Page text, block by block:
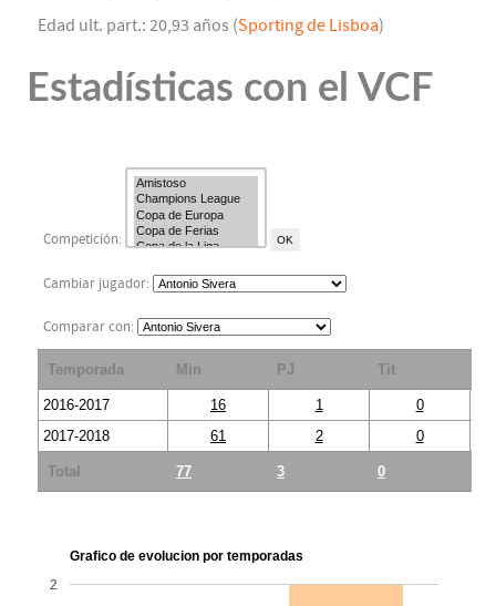
Edad ult. part.: 20,93 años (Sporting de Lisboa)
Estadísticas con el VCF
Competición:
Cambiar jugador:
Comparar con:
Temporada Min PJ Tit
2016-2017 16 1
0
2017-2018
61 2 0
Total 77 3 0
Grafico de evolucion por temporadas
2